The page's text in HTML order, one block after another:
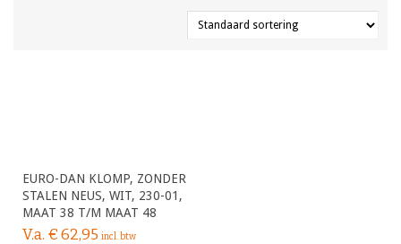
EURO-DAN KLOMP, ZONDER
STALEN NEUS, WIT, 230-01,
MAAT 38 T/M MAAT 48
V.a. €62,95 incl. btw